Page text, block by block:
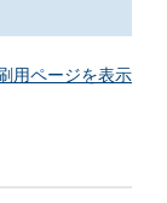
プロ
用ページを表示